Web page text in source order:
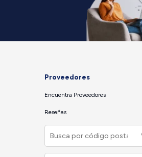
Proveedores
Encuentra Proveedores
Reseñas